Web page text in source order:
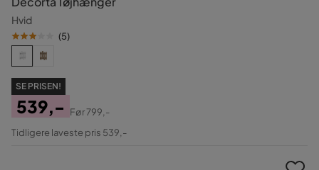
Hvid
(5)
SE PRISEN!
Pris
539,-
Original
Før799,-
Tidligere laveste pris 539,-